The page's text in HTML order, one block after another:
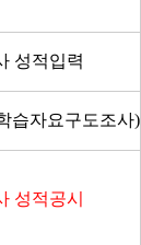
성적입력
습자요구도조사)
성적공시